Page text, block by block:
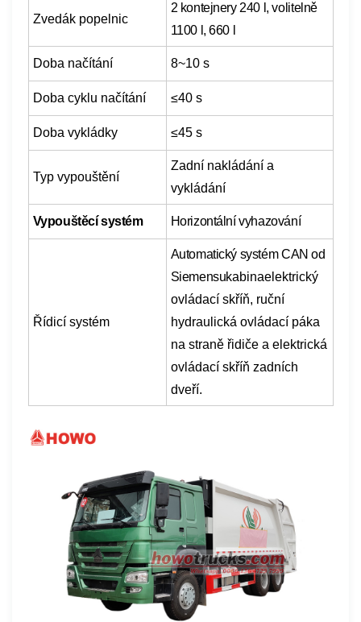
Zvedák popelnic
2 kontejnery 240 l, volitelně
1100 l, 660 l
Doba načítání 8~10 s
Doba cyklu načítání ≤40 s
Doba vykládky ≤45 s
Typ vypouštění
Zadní nakládání a
vykládání
Vypouštěcí systém Horizontální vyhazování
Řídicí systém
Automatický systém CAN od
Siemensukabinaelektrický
ovládací skříň, ruční
hydraulická ovládací páka
na straně řidiče a elektrická
ovládací skříň zadních
dveří.